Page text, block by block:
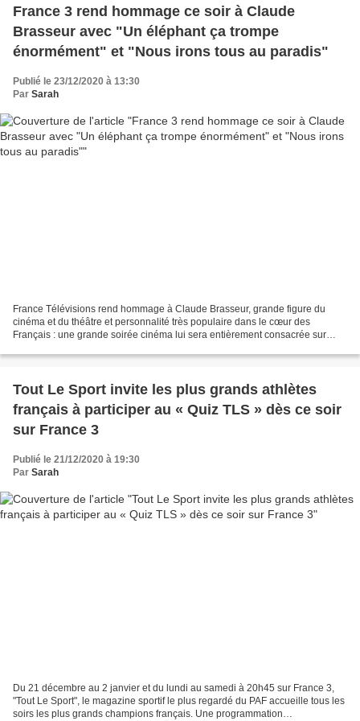
France 3 rend hommage ce soir à Claude
Brasseur avec "Un éléphant ça trompe
énormément" et "Nous irons tous au paradis"
Publié le 23/12/2020 à 13:30
Par Sarah
France Télévisions rend hommage à Claude Brasseur, grande figure du
cinéma et du théâtre et personnalité très populaire dans le cœur des
Français : une grande soirée cinéma lui sera entièrement consacrée sur
Tout Le Sport invite les plus grands athlètes
français à participer au « Quiz TLS » dès ce soir
sur France 3
Publié le 21/12/2020 à 19:30
Par Sarah
Du 21 décembre au 2 janvier et du lundi au samedi à 20h45 sur France 3,
"Tout Le Sport", le magazine sportif le plus regardé du PAF accueille tous les
soirs les plus grands champions français. Une programmation